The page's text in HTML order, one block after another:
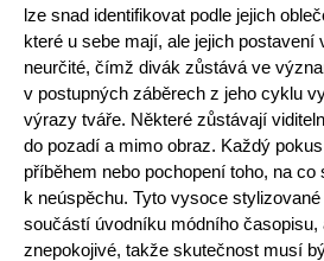
lze snad identifikovat podle jejich
které u sebe mají, ale jejich postavení
neurčité, čímž divák zůstává ve
v postupných záběrech z jeho cyklu
výrazy tváře. Některé zůstávají
do pozadí a mimo obraz. Každý
příběhem nebo pochopení toho, na
k neúspěchu. Tyto vysoce
součástí úvodníku módního časopisu,
znepokojivé, takže skutečnost musí